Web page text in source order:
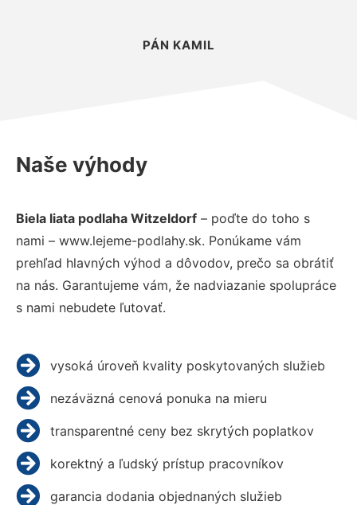
PÁN KAMIL
Naše výhody
Biela liata podlaha Witzeldorf – poďte do toho s
nami – www.lejeme-podlahy.sk. Ponúkame vám
prehľad hlavných výhod a dôvodov, prečo sa obrátiť
na nás. Garantujeme vám, že nadviazanie spolupráce
s nami nebudete ľutovať.
vysoká úroveň kvality poskytovaných služieb
nezáväzná cenová ponuka na mieru
transparentné ceny bez skrytých poplatkov
korektný a ľudský prístup pracovníkov
garancia dodania objednaných služieb